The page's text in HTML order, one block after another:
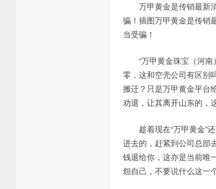
万甲黄金是传销最新
骗！插图万甲黄金是传销
当受骗！
“万甲黄金珠宝（河
零，这和空壳公司有区别
搬迁？只是万甲黄金平台
劝退，让其离开山东的，
趁着现在“万甲黄金”
进去的，赶紧到公司总部
钱退给你，这亦是当前唯
怨自己，不要说什么这一